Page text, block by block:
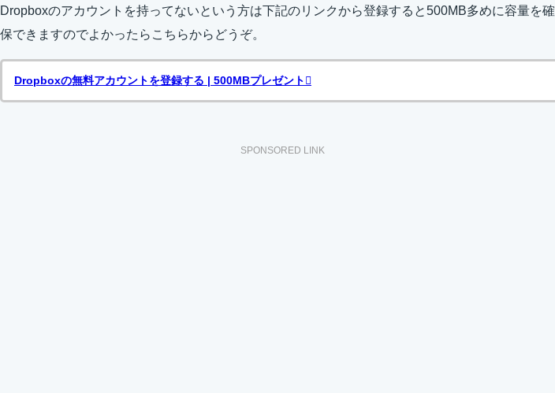
Dropboxのアカウントを持ってないという方は下記のリンクから登録すると500MB多めに容量を確
保できますのでよかったらこちらからどうぞ。
Dropboxの無料アカウントを登録する | 500MBプレゼント
SPONSORED LINK